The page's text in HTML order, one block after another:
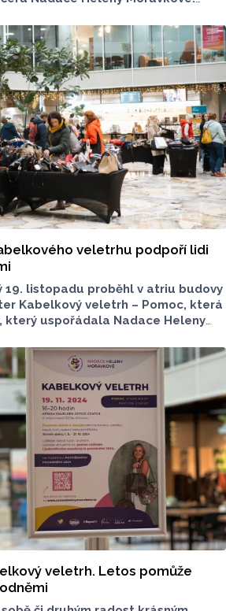
atraktivní program, výborné
podpořit ty, kteří byli zasaženi
Jesenicku. Veškerý výtěžek bude
touto přírodní katastrofou
veletrhu podpoří lidi
19. listopadu proběhl v atriu budovy
Kabelkový veletrh – Pomoc, která
který uspořádala Nadace Heleny
lidi zasažené povodněmi.
veletrh. Letos pomůže